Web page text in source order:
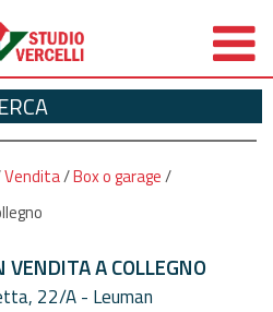
Vendita/Box o garage/
VENDITA A COLLEGNO
22/A - Leuman